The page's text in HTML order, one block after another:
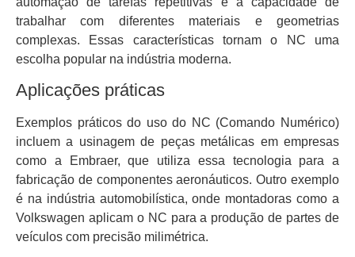
trabalhar com diferentes materiais e geometrias
complexas. Essas características tornam o NC uma
escolha popular na indústria moderna.
Aplicações práticas
Exemplos práticos do uso do NC (Comando Numérico)
incluem a usinagem de peças metálicas em empresas
como a Embraer, que utiliza essa tecnologia para a
fabricação de componentes aeronáuticos. Outro exemplo
é na indústria automobilística, onde montadoras como a
Volkswagen aplicam o NC para a produção de partes de
veículos com precisão milimétrica.